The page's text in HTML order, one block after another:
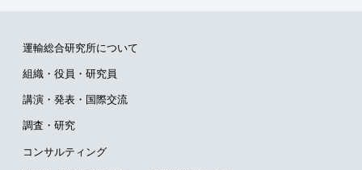
運輸総合研究所について
組織・役員・研究員
講演・発表・国際交流
調査・研究
コンサルティング